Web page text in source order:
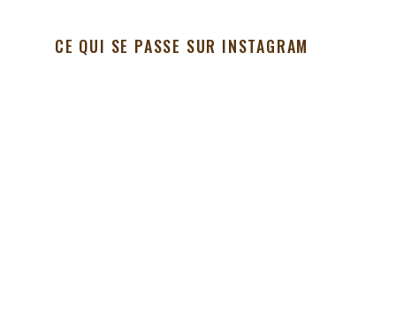
CE QUI SE PASSE SUR INSTAGRAM